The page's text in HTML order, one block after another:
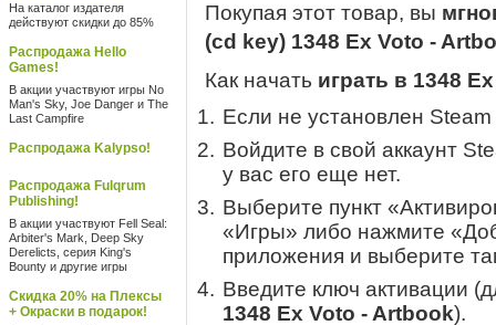
На каталог издателя
действуют скидки до 85%
Распродажа Hello
Games!
В акции участвуют игры No
Man's Sky, Joe Danger и The
Last Campfire
Распродажа Kalypso!
Распродажа Fulqrum
Publishing!
В акции участвуют Fell Seal:
Arbiter's Mark, Deep Sky
Derelicts, серия King's
Bounty и другие игры
Скидка 20% на Плексы
+ Окраски в подарок!
Покупая этот товар, вы
(cd key) 1348 Ex Voto -
Как начать играть в 1348
Если не установлен
Войдите в свой аккаунт
у вас его еще нет.
Выберите пункт
«Игры» либо нажмите
приложения и выберите
Введите ключ активации
1348 Ex Voto - Artbook).